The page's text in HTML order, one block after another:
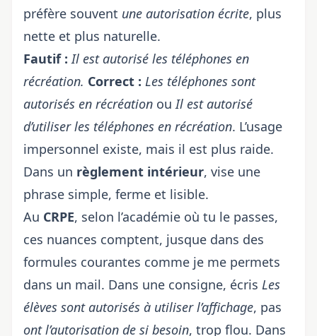
préfère souvent une autorisation écrite, plus
nette et plus naturelle.
Fautif : Il est autorisé les téléphones en
récréation. Correct : Les téléphones sont
autorisés en récréation ou Il est autorisé
d’utiliser les téléphones en récréation. L’usage
impersonnel existe, mais il est plus raide.
Dans un règlement intérieur, vise une
phrase simple, ferme et lisible.
Au CRPE, selon l’académie où tu le passes,
ces nuances comptent, jusque dans des
formules courantes comme je me permets
dans un mail. Dans une consigne, écris Les
élèves sont autorisés à utiliser l’affichage, pas
ont l’autorisation de si besoin, trop flou. Dans